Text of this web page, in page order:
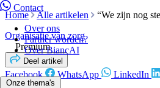
Contact
Over ons
Partner worden?
Over BiancAI
Onze thema's
Home Alle artikelen
“We zijn nog
Organisatie van zorg
Premium
Deel artikel
Facebook WhatsApp LinkedIn